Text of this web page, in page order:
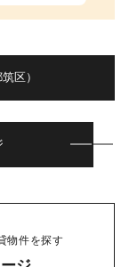
区）
物件を探す